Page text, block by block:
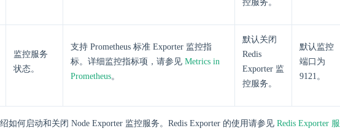
控服务。
监控服务
状态。
支持 Prometheus 标准 Exporter 监控指
标。详细监控指标项，请参见 Metrics in
Prometheus。
默认关闭
Redis
Exporter 监
控服务。
默认监控
端口为
9121。
如何启动和关闭 Node Exporter 监控服务。Redis Exporter 的使用请参见 Redis Exporter 服